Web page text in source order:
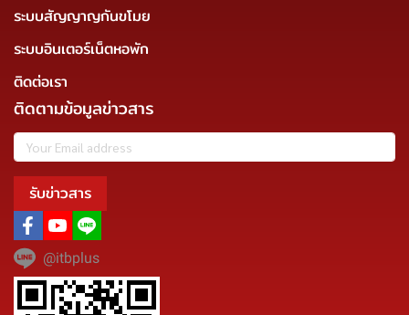
ระบบสัญญาญกันขโมย
ระบบอินเตอร์เน็ตหอพัก
ติดต่อเรา
ติดตามข้อมูลข่าวสาร
รับข่าวสาร
@itbplus